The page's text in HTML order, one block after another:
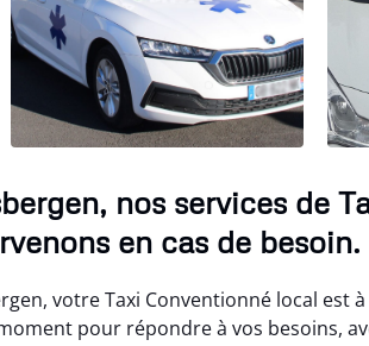
nos services de
en cas de besoin.
votre Taxi Conventionné local est
pour répondre à vos besoins,